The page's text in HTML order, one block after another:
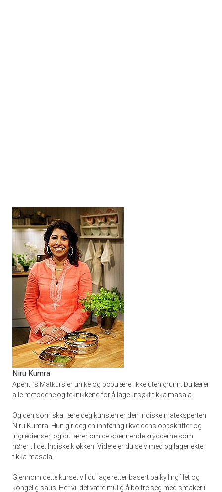
Niru Kumra.
Apéritifs Matkurs er unike og populære. Ikke uten grunn. Du lærer
alle metodene og teknikkene for å lage utsøkt tikka masala.
Og den som skal lære deg kunsten er den indiske mateksperten
Niru Kumra. Hun gir deg en innføring i kveldens oppskrifter og
ingredienser, og du lærer om de spennende krydderne som
hører til det Indiske kjøkken. Videre er du selv med og lager ekte
tikka masala.
Gjennom dette kurset vil du lage retter basert på kyllingfilet og
kongelig saus. Her vil det være mulig å boltre seg med smaker i